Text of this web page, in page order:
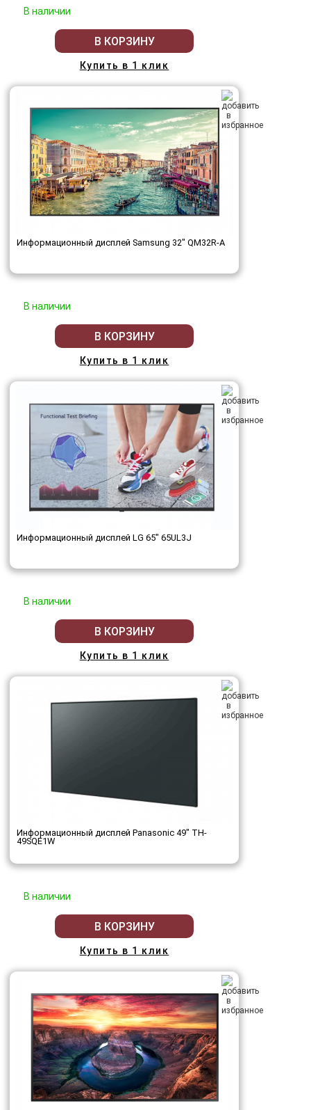
В наличии
В КОРЗИНУ
Купить в 1 клик
Информационный дисплей Samsung 32" QM32R-A
В наличии
В КОРЗИНУ
Купить в 1 клик
Информационный дисплей LG 65" 65UL3J
В наличии
В КОРЗИНУ
Купить в 1 клик
Информационный дисплей Panasonic 49" TH-
49SQE1W
В наличии
В КОРЗИНУ
Купить в 1 клик